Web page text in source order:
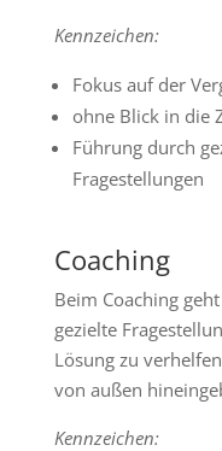
Kennzeichen:
Fokus auf der
ohne Blick in die
Führung durch
Fragestellungen
Coaching
Beim Coaching
gezielte
Lösung zu
von außen
Kennzeichen: